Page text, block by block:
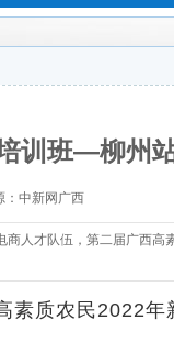
训班—柳州
：中新网广西
人才队伍，第二届广西高
质农民2022年